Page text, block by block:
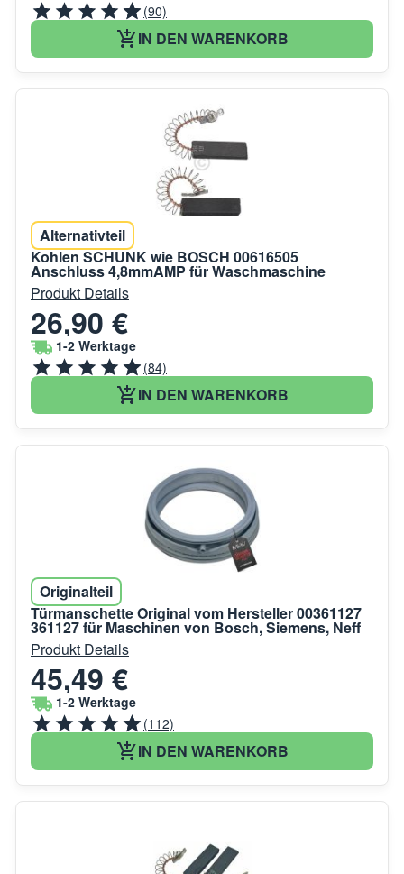
(90)
IN DEN WARENKORB
Alternativteil
Kohlen SCHUNK wie BOSCH 00616505
Anschluss 4,8mmAMP für Waschmaschine
Produkt Details
26,90 €
1-2 Werktage
(84)
IN DEN WARENKORB
Originalteil
Türmanschette Original vom Hersteller 00361127
361127 für Maschinen von Bosch, Siemens, Neff
Produkt Details
45,49 €
1-2 Werktage
(112)
IN DEN WARENKORB